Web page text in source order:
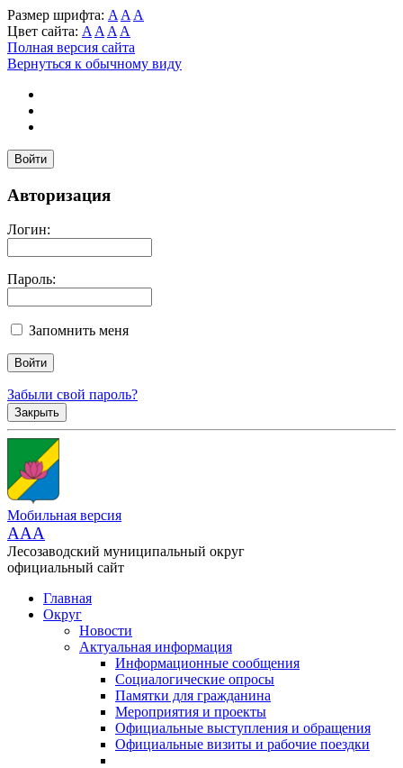
Размер шрифта: A A A
Цвет сайта: A A A A
Полная версия сайта
Вернуться к обычному виду
Войти
Авторизация
Логин:
Пароль:
Запомнить меня
Забыли свой пароль?
Закрыть
Мобильная версия
AAA
Лесозаводский муниципальный округ
официальный сайт
Главная
Округ
Новости
Актуальная информация
Информационные сообщения
Социалогические опросы
Памятки для гражданина
Мероприятия и проекты
Официальные выступления и обращения
Официальные визиты и рабочие поездки